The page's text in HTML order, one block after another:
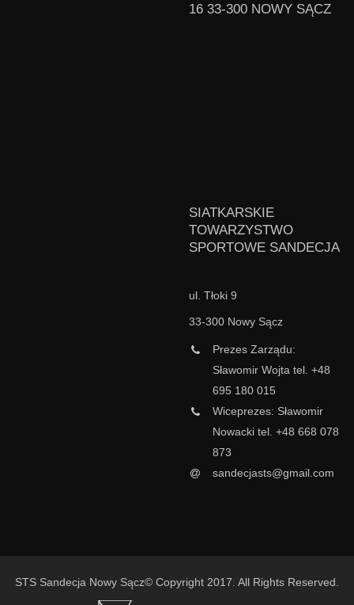
16 33-300 NOWY SĄCZ
SIATKARSKIE
TOWARZYSTWO
SPORTOWE SANDECJA
ul. Tłoki 9
33-300 Nowy Sącz
Prezes Zarządu:
Sławomir Wojta tel. +48
695 180 015
Wiceprezes: Sławomir
Nowacki tel. +48 668 078
873
sandecjasts@gmail.com
STS Sandecja Nowy Sącz© Copyright 2017. All Rights Reserved.